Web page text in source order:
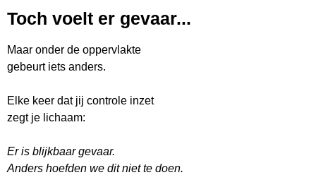
Toch voelt er gevaar...
Maar onder de oppervlakte
gebeurt iets anders.
Elke keer dat jij controle inzet
zegt je lichaam:
Er is blijkbaar gevaar.
Anders hoefden we dit niet te doen.